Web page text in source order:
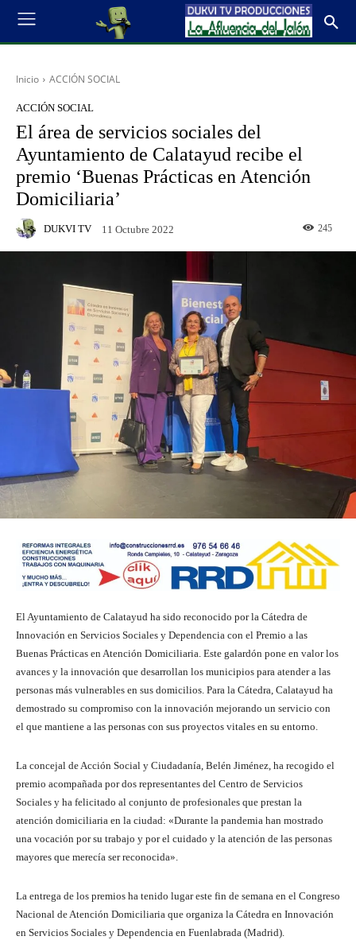
Inicio ACCIÓN SOCIAL
ACCIÓN SOCIAL
El área de servicios sociales del
Ayuntamiento de Calatayud recibe el
premio ‘Buenas Prácticas en Atención
Domiciliaria’
DUKVI TV 11 Octubre 2022 245
El Ayuntamiento de Calatayud ha sido reconocido por la Cátedra de
Innovación en Servicios Sociales y Dependencia con el Premio a las
Buenas Prácticas en Atención Domiciliaria. Este galardón pone en valor los
avances y la innovación que desarrollan los municipios para atender a las
personas más vulnerables en sus domicilios. Para la Cátedra, Calatayud ha
demostrado su compromiso con la innovación mejorando un servicio con
el que mantiene a las personas con sus proyectos vitales en su entorno.
La concejal de Acción Social y Ciudadanía, Belén Jiménez, ha recogido el
premio acompañada por dos representantes del Centro de Servicios
Sociales y ha felicitado al conjunto de profesionales que prestan la
atención domiciliaria en la ciudad: «Durante la pandemia han mostrado
una vocación por su trabajo y por el cuidado y la atención de las personas
mayores que merecía ser reconocida».
La entrega de los premios ha tenido lugar este fin de semana en el Congreso
Nacional de Atención Domiciliaria que organiza la Cátedra en Innovación
en Servicios Sociales y Dependencia en Fuenlabrada (Madrid).